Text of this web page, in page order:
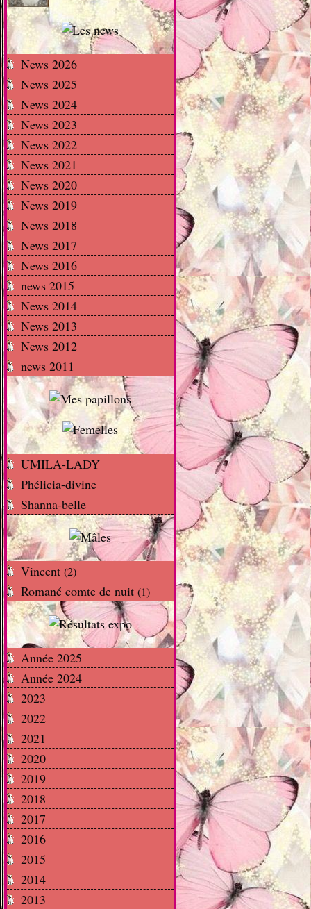
News 2026
News 2025
News 2024
News 2023
News 2022
News 2021
News 2020
News 2019
News 2018
News 2017
News 2016
news 2015
News 2014
News 2013
News 2012
news 2011
UMILA-LADY
Phélicia-divine
Shanna-belle
Vincent (2)
Romané comte de nuit (1)
Année 2025
Année 2024
2023
2022
2021
2020
2019
2018
2017
2016
2015
2014
2013